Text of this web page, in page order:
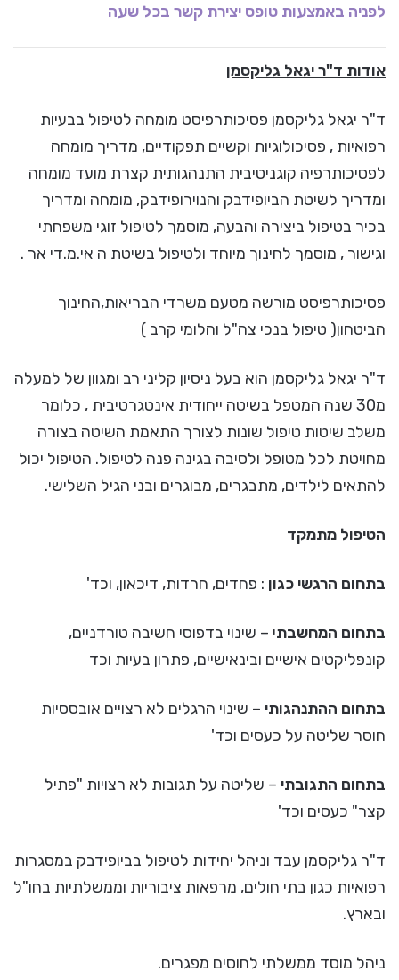
לפניה באמצעות טופס יצירת קשר בכל שעה
אודות ד"ר יגאל גליקסמן
ד"ר יגאל גליקסמן פסיכותרפיסט מומחה לטיפול בבעיות
רפואיות , פסיכולוגיות וקשיים תפקודיים, מדריך מומחה
לפסיכותרפיה קוגניטיבית התנהגותית קצרת מועד מומחה
ומדריך לשיטת הביופידבק והנוירופידבק, מומחה ומדריך
בכיר בטיפול ביצירה והבעה, מוסמך לטיפול זוגי משפחתי
וגישור , מוסמך לחינוך מיוחד ולטיפול בשיטת ה אי.מ.די אר .
פסיכותרפיסט מורשה מטעם משרדי הבריאות,החינוך
הביטחון( טיפול בנכי צה"ל והלומי קרב )
ד"ר יגאל גליקסמן הוא בעל ניסיון קליני רב ומגוון של למעלה
מ30 שנה המטפל בשיטה ייחודית אינטגרטיבית , כלומר
משלב שיטות טיפול שונות לצורך התאמת השיטה בצורה
מחויטת לכל מטופל ולסיבה בגינה פנה לטיפול. הטיפול יכול
להתאים לילדים, מתבגרים, מבוגרים ובני הגיל השלישי.
הטיפול מתמקד
בתחום הרגשי כגון : פחדים, חרדות, דיכאון, וכד'
בתחום המחשבתי – שינוי בדפוסי חשיבה טורדניים,
קונפליקטים אישיים ובינאישיים, פתרון בעיות וכד
בתחום ההתנהגותי – שינוי הרגלים לא רצויים אובססיות
חוסר שליטה על כעסים וכד'
בתחום התגובתי – שליטה על תגובות לא רצויות "פתיל
קצר" כעסים וכד'
ד"ר גליקסמן עבד וניהל יחידות לטיפול בביופידבק במסגרות
רפואיות כגון בתי חולים, מרפאות ציבוריות וממשלתיות בחו"ל
ובארץ.
ניהל מוסד ממשלתי לחוסים מפגרים.